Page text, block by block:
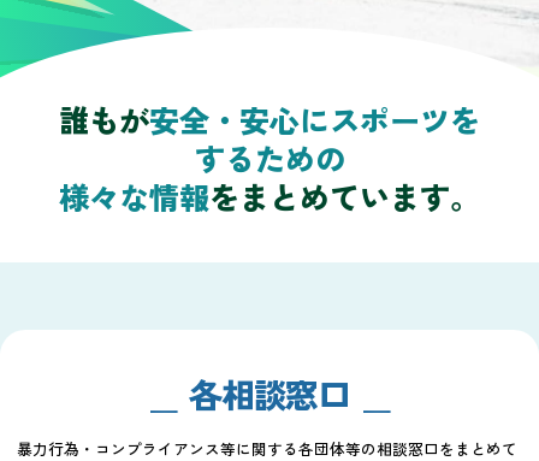
誰もが安全・安心にスポーツを
するための
様々な情報をまとめています。
各相談窓口
暴力行為・コンプライアンス等に関する各団体等の相談窓口をまとめて